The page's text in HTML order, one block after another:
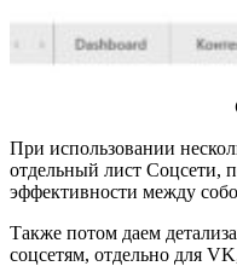
При использовании
отдельный лист Соцсети,
эффективности между
Также потом даем
соцсетям, отдельно для